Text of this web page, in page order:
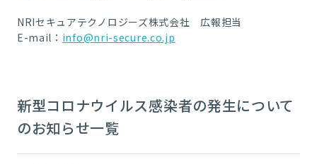
NRIセキュアテクノロジーズ株式会社 広報担当
E-mail： info@nri-secure.co.jp
新型コロナウイルス感染者の発生について
のお知らせ一覧